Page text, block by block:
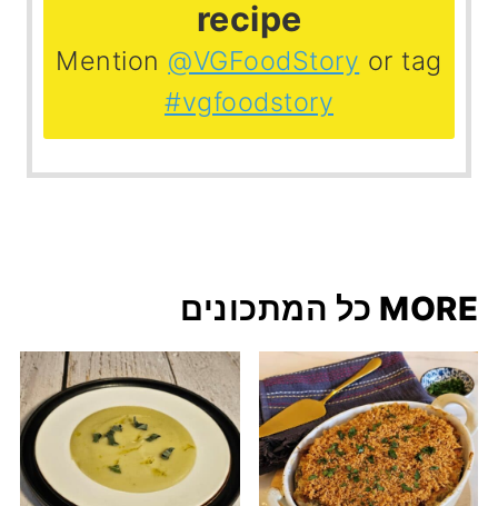
recipe
Mention @VGFoodStory or tag
#vgfoodstory
MORE כל המתכונים